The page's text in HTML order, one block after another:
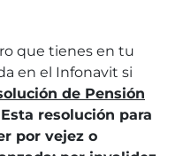
que tienes en tu
en el Infonavit si
de Pensión
resolución para
por vejez o